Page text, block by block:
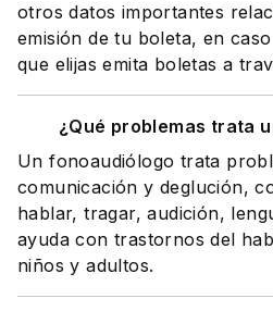
otros datos importantes
emisión de tu boleta, en
que elijas emita boletas a
¿Qué problemas trata
Un fonoaudiólogo trata
comunicación y deglución,
hablar, tragar, audición,
ayuda con trastornos del
niños y adultos.